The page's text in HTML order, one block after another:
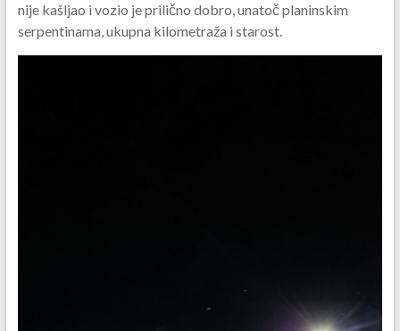
nije kašljao i vozio je prilično dobro, unatoč planinskim
serpentinama, ukupna kilometraža i starost.